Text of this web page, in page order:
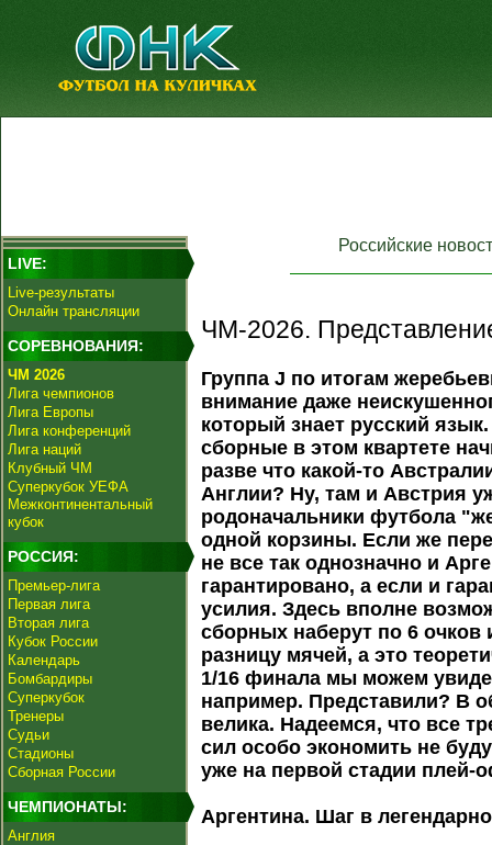
LIVE:
Live-результаты
Онлайн трансляции
СОРЕВНОВАНИЯ:
ЧМ 2026
Лига чемпионов
Лига Европы
Лига конференций
Лига наций
Клубный ЧМ
Суперкубок УЕФА
Межконтинентальный
кубок
РОССИЯ:
Премьер-лига
Первая лига
Вторая лига
Кубок России
Календарь
Бомбардиры
Суперкубок
Тренеры
Судьи
Стадионы
Сборная России
ЧЕМПИОНАТЫ:
Англия
Российские
ЧМ-2026.
Группа J по итогам
внимание даже
который знает русский
сборные в этом квартете
разве что какой-то
Англии? Ну, там и Австрия
родоначальники футбола
одной корзины. Если же
не все так однозначно и
гарантировано, а если и
усилия. Здесь вполне
сборных наберут по 6 очков
разницу мячей, а это
1/16 финала мы можем
например. Представили? В
велика. Надеемся, что все
сил особо экономить не
уже на первой стадии плей-
Аргентина. Шаг в